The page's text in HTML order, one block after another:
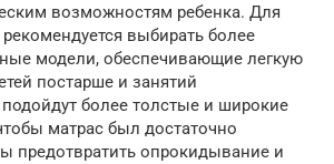
возможностям ребенка. Для
выбирать более
модели, обеспечивающие легкую
постарше и занятий
более толстые и широкие
матрас был достаточно
предотвратить опрокидывание и